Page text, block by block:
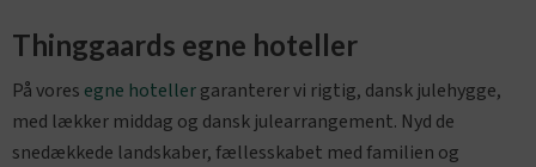
Thinggaards egne hoteller
På vores egne hotellergaranterer vi rigtig, dansk julehygge,
med lækker middag og dansk julearrangement. Nyd de
snedækkede landskaber, fællesskabet med familien og